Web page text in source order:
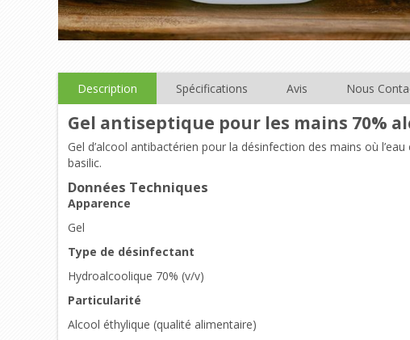
Description Spécifications Avis Nous
Gel antiseptique pour les mains 70%
Gel d’alcool antibactérien pour la désinfection des mains où
basilic.
Données Techniques
Apparence
Gel
Type de désinfectant
Hydroalcoolique 70% (v/v)
Particularité
Alcool éthylique (qualité alimentaire)